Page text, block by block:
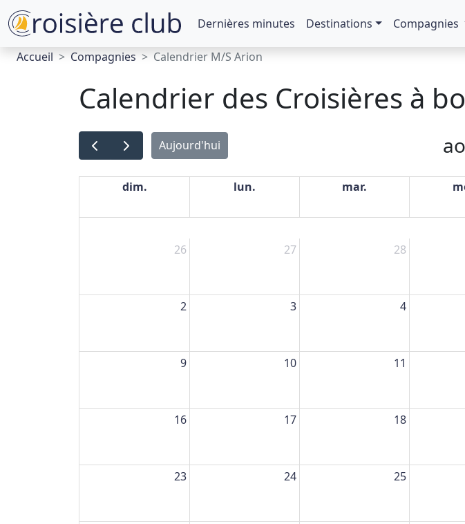
Dernières minutes Destinations Compagnies
Accueil Compagnies Calendrier M/S Arion
Calendrier des Croisières à
Aujourd'hui
dim. lun. mar.
26 27 28
2 3 4
9 10 11
16 17 18
23 24 25